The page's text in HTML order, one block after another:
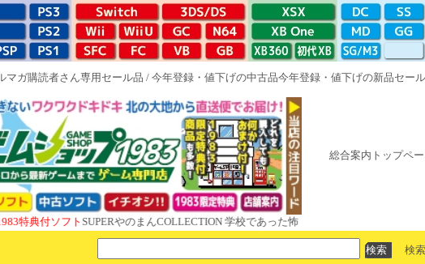
マガ購読者さん専用セール品 / 今年登録・値下げの中古品今年登録・値下げの新品セー
総合案内トップペ
フトSUPERやのまんCOLLECTION 学校であった怖い話と晦󠄀つきこもり ルート16R
検